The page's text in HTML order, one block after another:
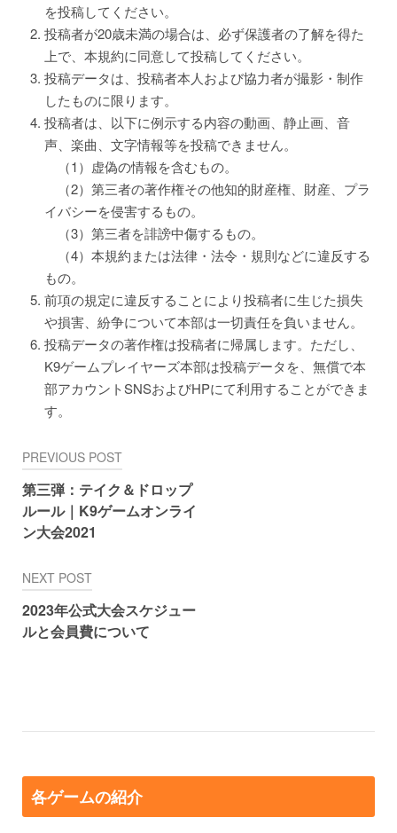
を投稿してください。
投稿者が20歳未満の場合は、必ず保護者の了解を得た
上で、本規約に同意して投稿してください。
投稿データは、投稿者本人および協力者が撮影・制作
したものに限ります。
投稿者は、以下に例示する内容の動画、静止画、音
声、楽曲、文字情報等を投稿できません。
（1）虚偽の情報を含むもの。
（2）第三者の著作権その他知的財産権、財産、プラ
イバシーを侵害するもの。
（3）第三者を誹謗中傷するもの。
（4）本規約または法律・法令・規則などに違反する
もの。
前項の規定に違反することにより投稿者に生じた損失
や損害、紛争について本部は一切責任を負いません。
投稿データの著作権は投稿者に帰属します。ただし、
K9ゲームプレイヤーズ本部は投稿データを、無償で本
部アカウントSNSおよびHPにて利用することができま
す。
投
稿
ナ
ゲ
ー
シ
PREVIOUS POST
第三弾：テイク＆ドロップ
ルール｜K9ゲームオンライ
ン大会2021
NEXT POST
2023年公式大会スケジュー
ルと会員費について
各ゲームの紹介